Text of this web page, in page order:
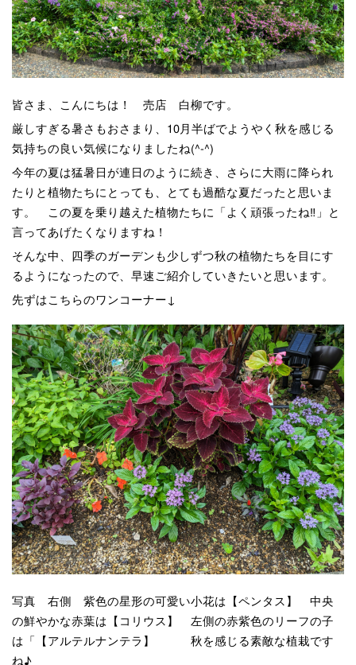
皆さま、こんにちは！ 売店 白柳です。
厳しすぎる暑さもおさまり、10月半ばでようやく秋を感じる
気持ちの良い気候になりましたね(^-^)
今年の夏は猛暑日が連日のように続き、さらに大雨に降られ
たりと植物たちにとっても、とても過酷な夏だったと思いま
す。 この夏を乗り越えた植物たちに「よく頑張ったね‼」と
言ってあげたくなりますね！
そんな中、四季のガーデンも少しずつ秋の植物たちを目にす
るようになったので、早速ご紹介していきたいと思います。
先ずはこちらのワンコーナー↓
写真 右側 紫色の星形の可愛い小花は【ペンタス】 中央
の鮮やかな赤葉は【コリウス】 左側の赤紫色のリーフの子
は「【アルテルナンテラ】 秋を感じる素敵な植栽です
ね♪